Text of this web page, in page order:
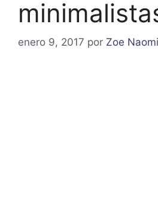
enero 9, 2017 por Zoe Naomi